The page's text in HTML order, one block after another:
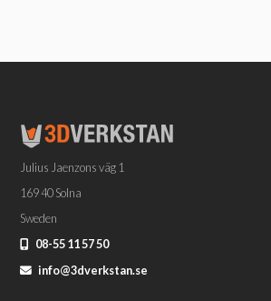
Julius Jaenzons väg 1
169 40 Solna
Sweden
08-55 11 57 50
info@3dverkstan.se